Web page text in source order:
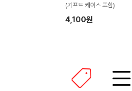
(기프트 케이스 포함)
4,100원